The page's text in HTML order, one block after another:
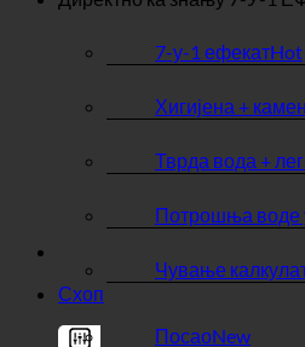
Схоп
Директно ка знању 7-У-1
7-у-1 ефекат
Хигијена +
Тврда вода +
Потрошња воде
Чување